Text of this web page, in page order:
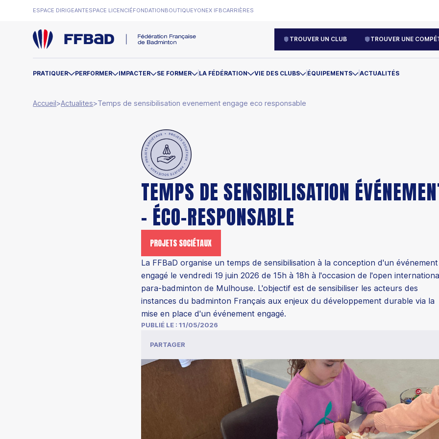
ESPACE DIRIGEANTESPACE LICENCIÉFONDATIONBOUTIQUEYONEX IFBCARRIÈRES
TROUVER UN CLUB TROUVER UNE
PRATIQUER PERFORMER IMPACTER SE FORMER LA FÉDÉRATION VIE DES CLUBS ÉQUIPEMENTS ACTUALITÉS
Accueil>Actualites>Temps de sensibilisation evenement engage eco responsable
TEMPS DE SENSIBILISATION
- ÉCO-RESPONSABLE
PROJETS SOCIÉTAUX
La FFBaD organise un temps de sensibilisation à la conception d'un événement
engagé le vendredi 19 juin 2026 de 15h à 18h à l'occasion de l'open
para-badminton de Mulhouse. L'objectif est de sensibiliser les acteurs des
instances du badminton Français aux enjeux du développement durable via la
mise en place d'un événement engagé.
PUBLIÉ LE : 11/05/2026
PARTAGER